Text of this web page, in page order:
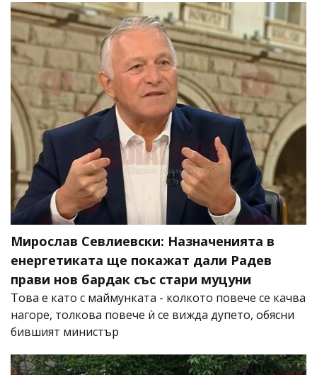
Мирослав Севлиевски: Назначенията в
енергетиката ще покажат дали Радев
прави нов бардак със стари муцуни
Това е като с маймунката - колкото повече се качва
нагоре, толкова повече ѝ се вижда дупето, обясни
бившият министър